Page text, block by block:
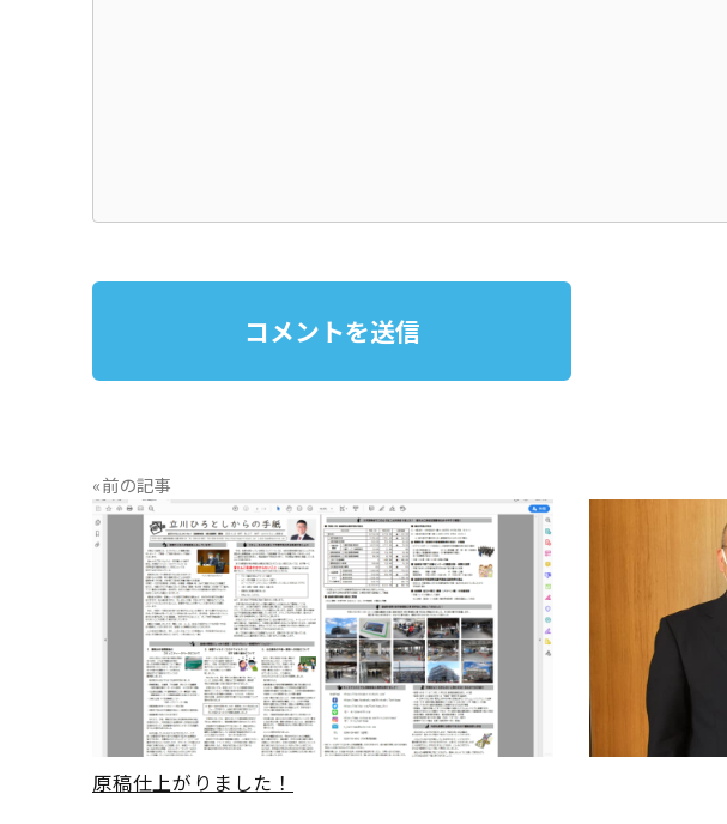
«前の記事
READ MORE
原稿仕上がりました！